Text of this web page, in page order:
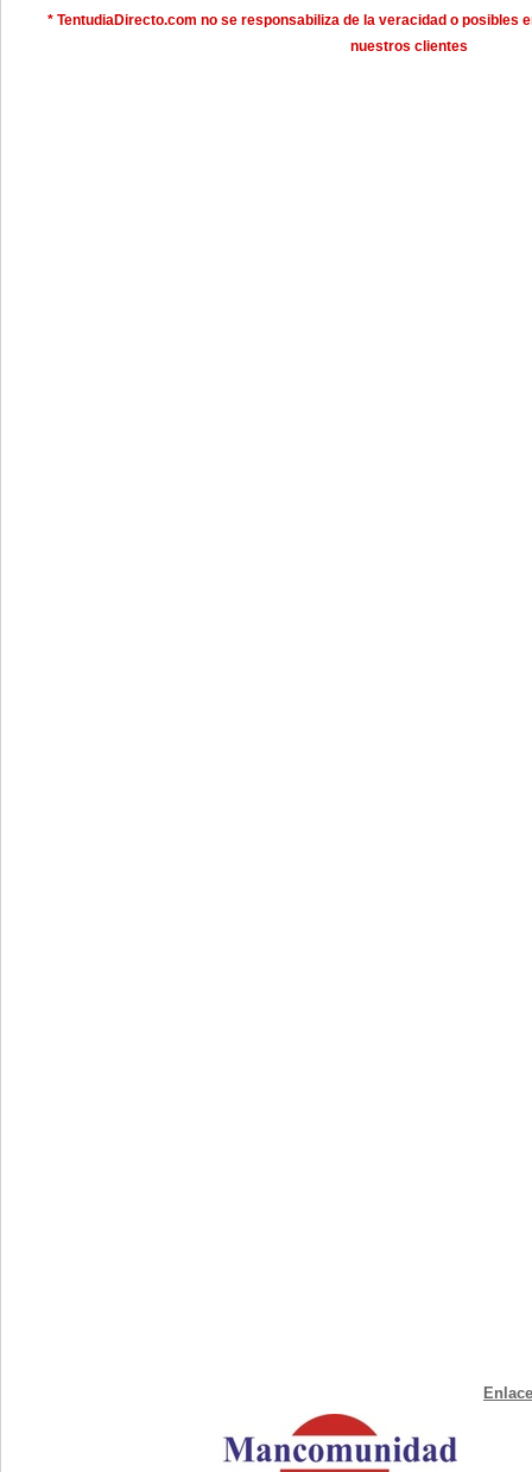
* TentudiaDirecto.com no se responsabiliza de la veracidad o posibles
nuestros clientes